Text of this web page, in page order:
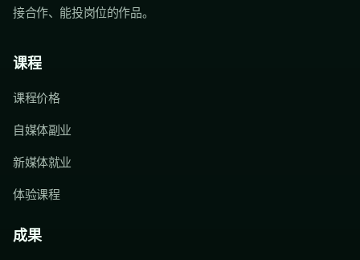
接合作、能投岗位的作品。
课程
课程价格
自媒体副业
新媒体就业
体验课程
成果